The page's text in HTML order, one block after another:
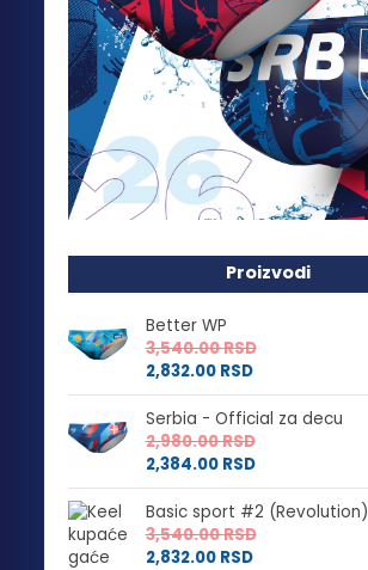
Proizvodi
Better WP
3,540.00RSD
2,832.00 RSD
Serbia - Official za decu
2,980.00RSD
2,384.00 RSD
Basic sport #2 (Revolution)
3,540.00RSD
2,832.00 RSD